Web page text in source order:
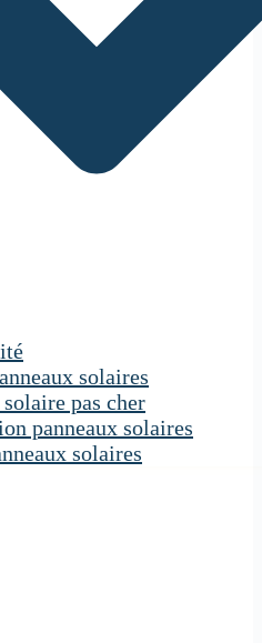
solaires
solaire pas cher
panneaux solaires
solaires